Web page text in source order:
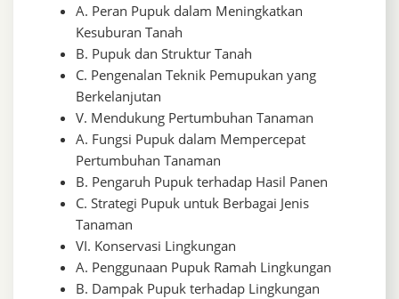
A. Peran Pupuk dalam Meningkatkan
Kesuburan Tanah
B. Pupuk dan Struktur Tanah
C. Pengenalan Teknik Pemupukan yang
Berkelanjutan
V. Mendukung Pertumbuhan Tanaman
A. Fungsi Pupuk dalam Mempercepat
Pertumbuhan Tanaman
B. Pengaruh Pupuk terhadap Hasil Panen
C. Strategi Pupuk untuk Berbagai Jenis
Tanaman
VI. Konservasi Lingkungan
A. Penggunaan Pupuk Ramah Lingkungan
B. Dampak Pupuk terhadap Lingkungan